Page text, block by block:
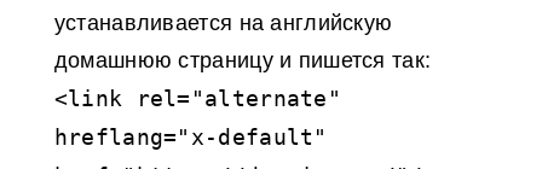
устанавливается на английскую
домашнюю страницу и пишется так:
<link rel="alternate"
hreflang="x-default"